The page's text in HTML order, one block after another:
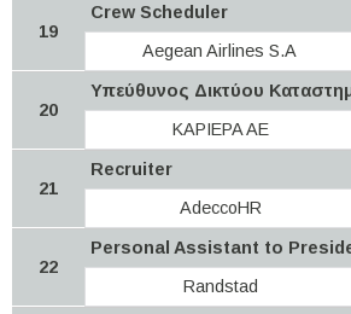
19
Crew Scheduler
Aegean Airlines S.A
20
Υπεύθυνος Δικτύου
KAPIEPA AE
21
Recruiter
AdeccoHR
22
Personal Assistant to
Randstad